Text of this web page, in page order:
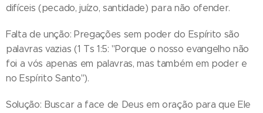
difíceis (pecado, juízo, santidade) para não ofender.
Falta de unção: Pregações sem poder do Espírito são
palavras vazias (1 Ts 1:5: "Porque o nosso evangelho não
foi a vós apenas em palavras, mas também em poder e
no Espírito Santo").
Solução: Buscar a face de Deus em oração para que Ele